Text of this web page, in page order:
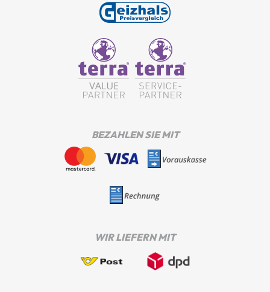
BEZAHLEN SIE MIT
WIR LIEFERN MIT